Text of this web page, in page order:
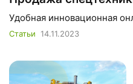
Удобная инновационная
Статьи 14.11.2023